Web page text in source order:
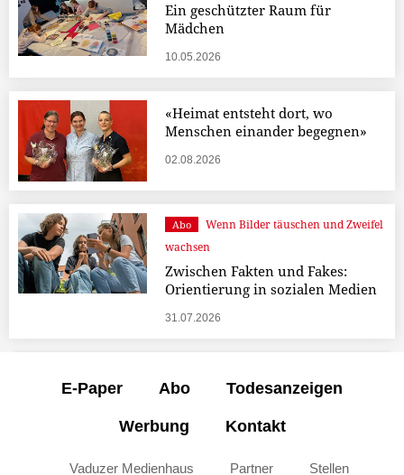
Ein geschützter Raum für
Mädchen
10.05.2026
«Heimat entsteht dort, wo
Menschen einander begegnen»
02.08.2026
Abo
Wenn Bilder täuschen und Zweifel
wachsen
Zwischen Fakten und Fakes:
Orientierung in sozialen Medien
31.07.2026
E-Paper Abo Todesanzeigen
Werbung Kontakt
Vaduzer Medienhaus Partner Stellen